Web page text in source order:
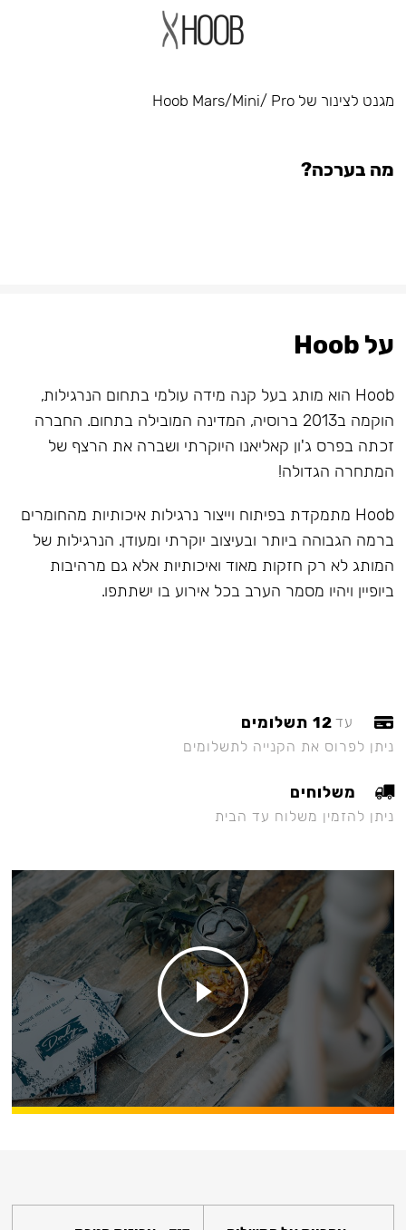
מגנט לצינור של Hoob Mars/Mini/ Pro
מה בערכה?
על Hoob
Hoob הוא מותג בעל קנה מידה עולמי בתחום הנרגילות,
הוקמה ב2013 ברוסיה, המדינה המובילה בתחום. החברה
זכתה בפרס ג'ון קאליאנו היוקרתי ושברה את הרצף של
המתחרה הגדולה!
Hoob מתמקדת בפיתוח וייצור נרגילות איכותיות מהחומרים
ברמה הגבוהה ביותר ובעיצוב יוקרתי ומעודן. הנרגילות של
המותג לא רק חזקות מאוד ואיכותיות אלא גם מרהיבות
ביופיין ויהיו מסמר הערב בכל אירוע בו ישתתפו.
עד 12 תשלומים
ניתן לפרוס את הקנייה לתשלומים
משלוחים
ניתן להזמין משלוח עד הבית